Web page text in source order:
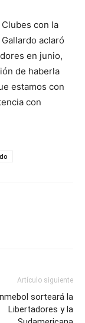
con la
aclaró
en junio,
de haberla
estamos con
con
Artículo siguiente
sorteará la
Libertadores y la